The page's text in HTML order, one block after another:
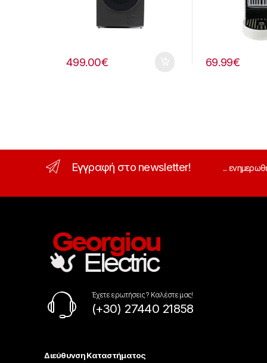
499.00€ 69.99€
Εγγραφή στο newsletter! ...
Έχετε ερωτήσεις ? Καλέστε μας!
(+30) 27440 21858
Διεύθυνση Καταστήματος